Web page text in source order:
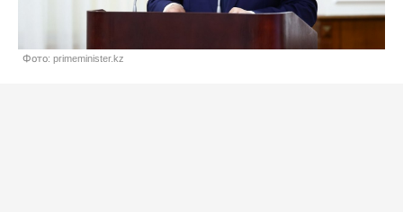
Фото: primeminister.kz